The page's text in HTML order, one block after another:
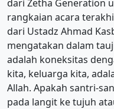
dari Zetha Generation
rangkaian acara
dari Ustadz Ahmad
mengatakan dalam
adalah koneksitas
kita, keluarga kita,
Allah. Apakah santri-
pada langit ke tujuh